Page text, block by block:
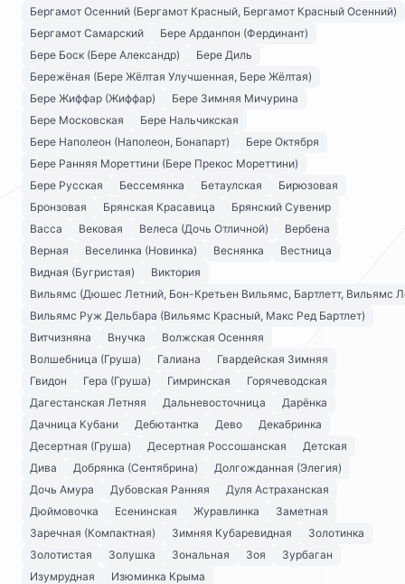
Бергамот Осенний (Бергамот Красный, Бергамот Красный Осенний)
Бергамот Самарский
Бере Арданпон (Фердинант)
Бере Боск (Бере Александр)
Бере Диль
Бережёная (Бере Жёлтая Улучшенная, Бере Жёлтая)
Бере Жиффар (Жиффар)
Бере Зимняя Мичурина
Бере Московская
Бере Нальчикская
Бере Наполеон (Наполеон, Бонапарт)
Бере Октября
Бере Ранняя Мореттини (Бере Прекос Мореттини)
Бере Русская
Бессемянка Бетаулская
Бирюзовая
Бронзовая
Брянская Красавица
Брянский Сувенир
Васса
Вековая Велеса (Дочь Отличной)
Вербена
Верная
Веселинка (Новинка) Веснянка
Вестница
Видная (Бугристая)
Виктория
Вильямс (Дюшес Летний, Бон-Кретьен Вильямс, Бартлетт, Вильямс
Вильямс Руж Дельбара (Вильямс Красный, Макс Ред Бартлет)
Витчизняна
Внучка
Волжская Осенняя
Волшебница (Груша)
Галиана
Гвардейская Зимняя
Гвидон
Гера (Груша) Гимринская
Горячеводская
Дагестанская Летняя
Дальневосточница
Дарёнка
Дачница Кубани
Дебютантка Дево
Декабринка
Десертная (Груша)
Десертная Россошанская
Детская
Дива
Добрянка (Сентябрина)
Долгожданная (Элегия)
Дочь Амура
Дубовская Ранняя
Дуля Астраханская
Дюймовочка
Есенинская Журавлинка
Заметная
Заречная (Компактная)
Зимняя Кубаревидная
Золотинка
Золотистая
Золушка Зональная Зоя
Зурбаган
Изумрудная
Изюминка Крыма